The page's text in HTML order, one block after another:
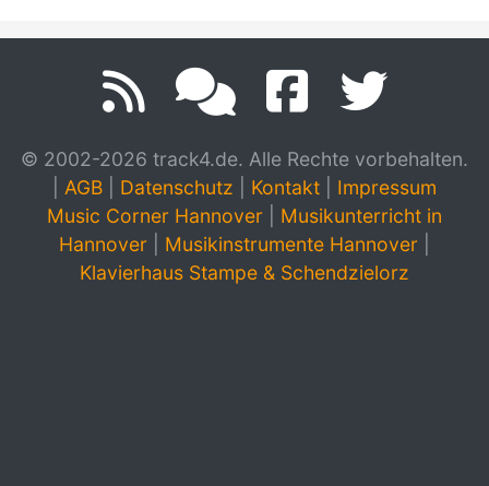
© 2002-2026 track4.de. Alle Rechte vorbehalten.
AGB Datenschutz Kontakt
Impressum
Music Corner Hannover
Musikunterricht in
Hannover
Musikinstrumente Hannover
Klavierhaus Stampe & Schendzielorz